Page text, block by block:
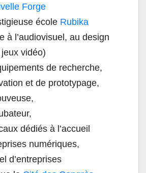
Forge
école Rubika
à l’audiovisuel, au design
vidéo)
de recherche,
et de prototypage,
dédiés à l’accueil
numériques,
d’entreprises